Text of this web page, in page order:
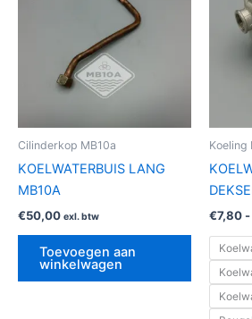
Cilinderkop MB10a
KOELWATERBUIS LANG
MB10A
€50,00 exl. btw
Toevoegen aan
winkelwagen
Koeling
€7,80 -